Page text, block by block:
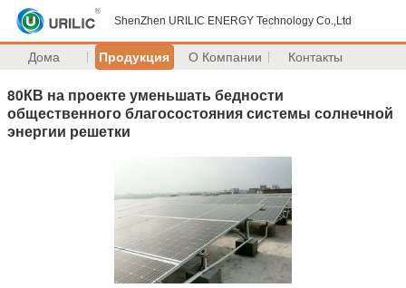
ShenZhen URILIC ENERGY Technology Co.,Ltd
Дома Продукция О Компании Контакты
80КВ на проекте уменьшать бедности
общественного благосостояния системы солнечной
энергии решетки